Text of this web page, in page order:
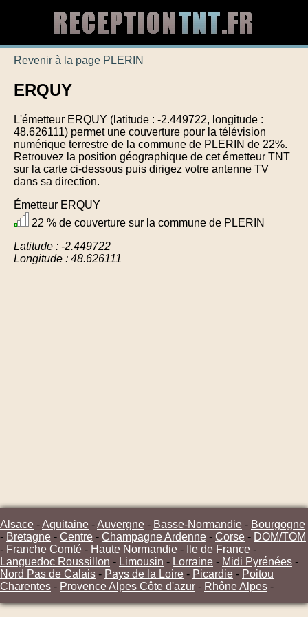
Revenir à la page PLERIN
ERQUY
L'émetteur ERQUY (latitude : -2.449722, longitude :
48.626111) permet une couverture pour la télévision
numérique terrestre de la commune de PLERIN de 22%.
Retrouvez la position géographique de cet émetteur TNT
sur la carte ci-dessous puis dirigez votre antenne TV
dans sa direction.
Émetteur ERQUY
22 % de couverture sur la commune de PLERIN
Latitude : -2.449722
Longitude : 48.626111
Alsace -Aquitaine -Auvergne - Basse-Normandie - Bourgogne
- Bretagne - Centre - Champagne Ardenne - Corse - DOM/TOM
- Franche Comté - Haute Normandie - Ile de France -
Languedoc Roussillon - Limousin - Lorraine - Midi Pyrénées -
Nord Pas de Calais - Pays de la Loire - Picardie - Poitou
Charentes - Provence Alpes Côte d'azur - Rhône Alpes -